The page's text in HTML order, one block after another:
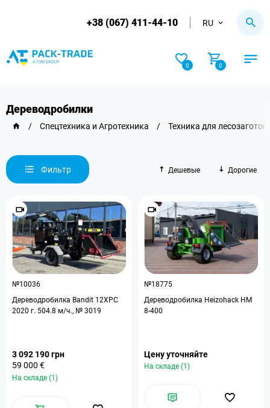
+38 (067) 411-44-10 RU
0 0
Дереводробилки
/ Спецтехника и Агротехника / Техника для
Фильтр Дешевые Дорогие
№10036
Дереводробилка Bandit 12XPC
2020 г. 504.8 м/ч., № 3019
3 092 190 грн
59 000 €
На складе (1)
№18775
Дереводробилка Heizohack HM
8-400
Цену уточняйте
На складе (1)